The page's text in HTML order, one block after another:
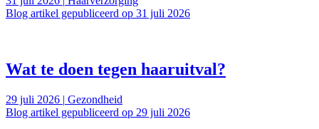
Blog artikel gepubliceerd op 31 juli 2026
Wat te doen tegen haaruitval?
29 juli 2026 | Gezondheid
Blog artikel gepubliceerd op 29 juli 2026